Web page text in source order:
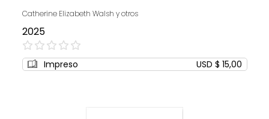
Catherine Elizabeth Walsh y otros
2025
0%
Impreso USD $ 15,00